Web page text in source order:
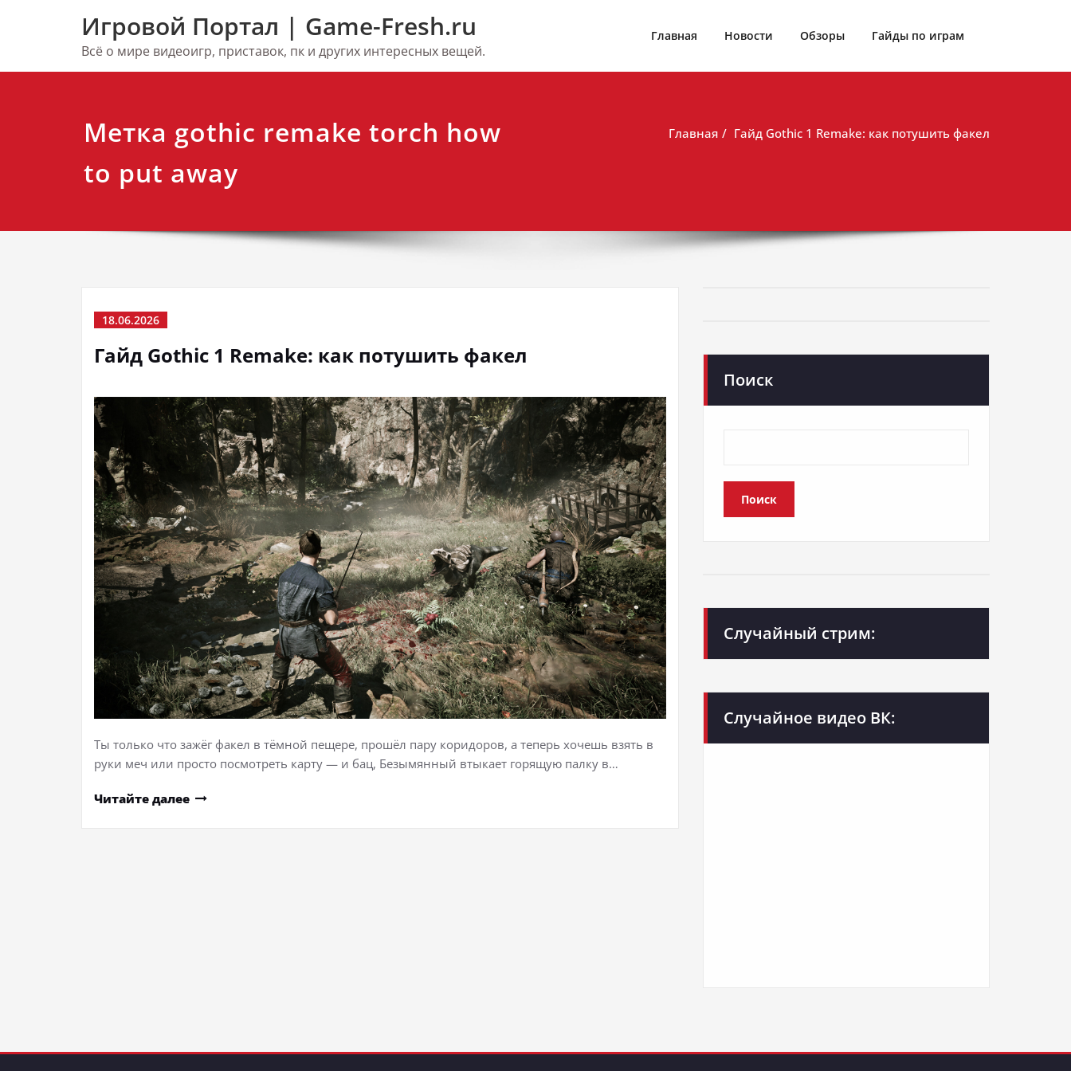
Игровой Портал | Game-Fresh.ru
Всё о мире видеоигр, приставок, пк и других интересных вещей.
Главная Новости Обзоры Гайды по играм
Метка gothic remake torch how
to put away
Главная Гайд Gothic 1 Remake: как потушить факел
18.06.2026
Гайд Gothic 1 Remake: как потушить факел
Ты только что зажёг факел в тёмной пещере, прошёл пару коридоров, а теперь хочешь взять в
руки меч или просто посмотреть карту — и бац, Безымянный втыкает горящую палку в…
Читайте далее
Поиск
Поиск
Случайный стрим:
Случайное видео ВК: